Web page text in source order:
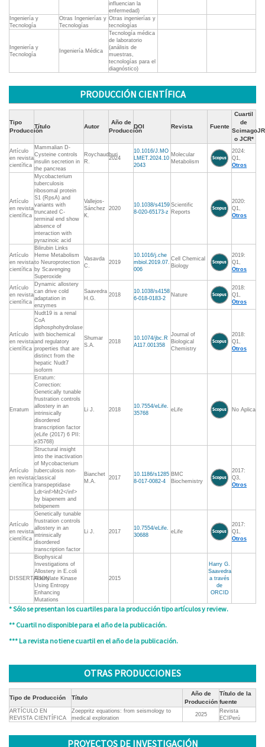
influencian la
enfermedad)
Ingeniería y
Tecnología
Otras Ingenierías y
Tecnologías
Otras ingenierías y
tecnologías
Ingeniería y
Tecnología
Ingeniería Médica
Tecnología médica
de laboratorio
(análisis de
muestras,
tecnologías para el
diagnóstico)
PRODUCCIÓN CIENTÍFICA
Tipo
Producción
Título Autor
Año de
Producción
DOI Revista Fuente
Cuartil
de
ScimagoJR
o JCR*
Artículo
en revista
científica
Mammalian D-
Cysteine controls
insulin secretion in
the pancreas
Roychaudhuri
R.
2024
10.1016/J.MO
LMET.2024.10
2043
Molecular
Metabolism
2024:
Q1,
Otros
Artículo
en revista
científica
Mycobacterium
tuberculosis
ribosomal protein
S1 (RpsA) and
variants with
truncated C-
terminal end show
absence of
interaction with
pyrazinoic acid
Vallejos-
Sánchez
K.
2020
10.1038/s4159
8-020-65173-z
Scientific
Reports
2020:
Q1,
Otros
Artículo
en revista
científica
Bilirubin Links
Heme Metabolism
to Neuroprotection
by Scavenging
Superoxide
Vasavda
C.
2019
10.1016/j.che
mbiol.2019.07.
006
Cell Chemical
Biology
2019:
Q1,
Otros
Artículo
en revista
científica
Dynamic allostery
can drive cold
adaptation in
enzymes
Saavedra
H.G.
2018
10.1038/s4158
6-018-0183-2
Nature
2018:
Q1,
Otros
Artículo
en revista
científica
Nudt19 is a renal
CoA
diphosphohydrolase
with biochemical
and regulatory
properties that are
distinct from the
hepatic Nudt7
isoform
Shumar
S.A.
2018
10.1074/jbc.R
A117.001358
Journal of
Biological
Chemistry
2018:
Q1,
Otros
Erratum
Erratum:
Correction:
Genetically tunable
frustration controls
allostery in an
intrinsically
disordered
transcription factor
(eLife (2017) 6 PII:
e35768)
Li J. 2018
10.7554/eLife.
35768
eLife No Aplica
Artículo
en revista
científica
Structural insight
into the inactivation
of Mycobacterium
tuberculosis non-
classical
transpeptidase
Ldt<inf>Mt2</inf>
by biapenem and
tebipenem
Bianchet
M.A.
2017
10.1186/s1285
8-017-0082-4
BMC
Biochemistry
2017:
Q3,
Otros
Artículo
en revista
científica
Genetically tunable
frustration controls
allostery in an
intrinsically
disordered
transcription factor
Li J. 2017
10.7554/eLife.
30688
eLife
2017:
Q1,
Otros
DISSERTATION
Biophysical
Investigations of
Allostery in E.coli
Adenylate Kinase
Using Entropy
Enhancing
Mutations
2015
Harry G.
Saavedra
a través
de
ORCID
* Sólo se presentan los cuartiles para la producción tipo artículos y review.
** Cuartil no disponible para el año de la publicación.
*** La revista no tiene cuartil en el año de la publicación.
OTRAS PRODUCCIONES
Tipo de Producción Título
Año de
Producción
Título de la
fuente
ARTÍCULO EN
REVISTA CIENTÍFICA
Zoeppritz equations: from seismology to
medical exploration
2025
Revista
ECIPerú
PROYECTOS DE INVESTIGACIÓN